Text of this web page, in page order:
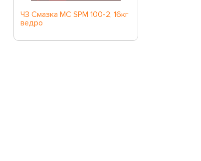
ЧЗ Смазка МС SPM 100-2, 16кг
ведро